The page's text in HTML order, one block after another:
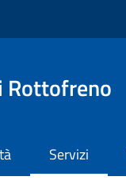
Rottofreno
Servizi